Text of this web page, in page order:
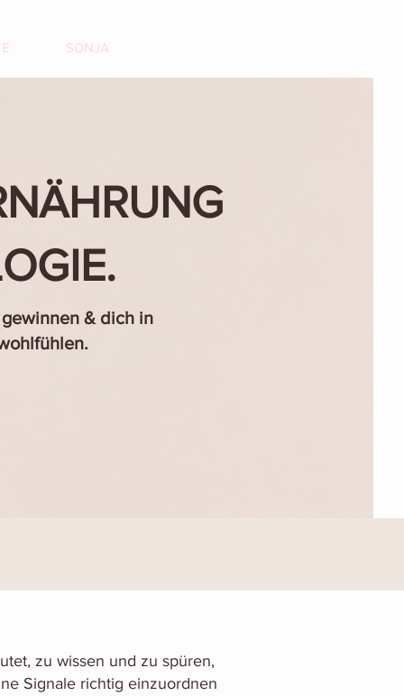
SONJA
& dich in
zu wissen und zu spüren,
Signale richtig einzuordnen